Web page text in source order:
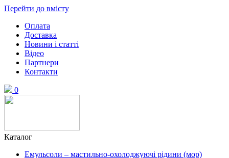
Перейти до вмісту
Оплата
Доставка
Новини і статті
Відео
Партнери
Контакти
0
Каталог
Емульсоли – мастильно-охолоджуючі рідини (мор)